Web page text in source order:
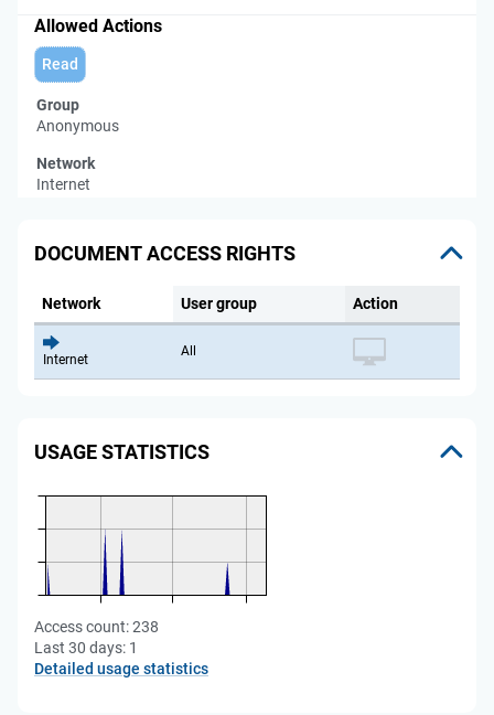
Allowed Actions
Read
Group
Anonymous
Network
Internet
DOCUMENT ACCESS RIGHTS
Network User group Action
Internet
All
USAGE STATISTICS
Access count:238
Last 30 days: 1
Detailed usage statistics